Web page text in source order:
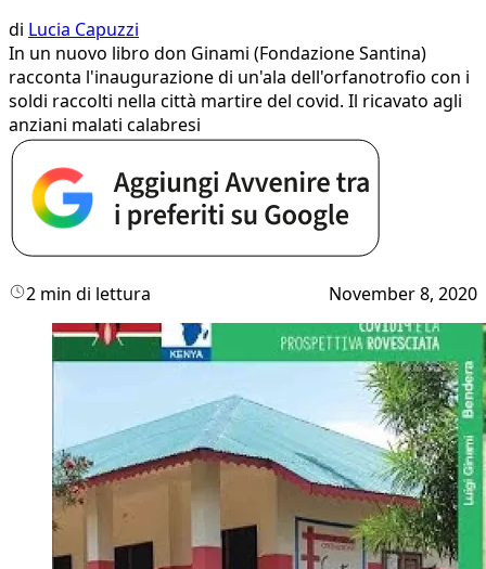
di Lucia Capuzzi
In un nuovo libro don Ginami (Fondazione Santina)
racconta l'inaugurazione di un'ala dell'orfanotrofio con i
soldi raccolti nella città martire del covid. Il ricavato agli
anziani malati calabresi
2 min di lettura November 8, 2020